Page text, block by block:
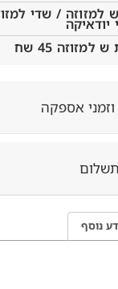
/ שדי למזוזה ,
שח